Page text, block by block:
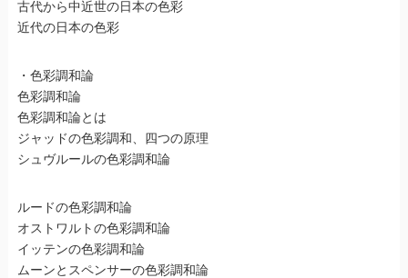
古代から中近世の日本の色彩
近代の日本の色彩
・色彩調和論
色彩調和論
色彩調和論とは
ジャッドの色彩調和、四つの原理
シュヴルールの色彩調和論
ルードの色彩調和論
オストワルトの色彩調和論
イッテンの色彩調和論
ムーンとスペンサーの色彩調和論